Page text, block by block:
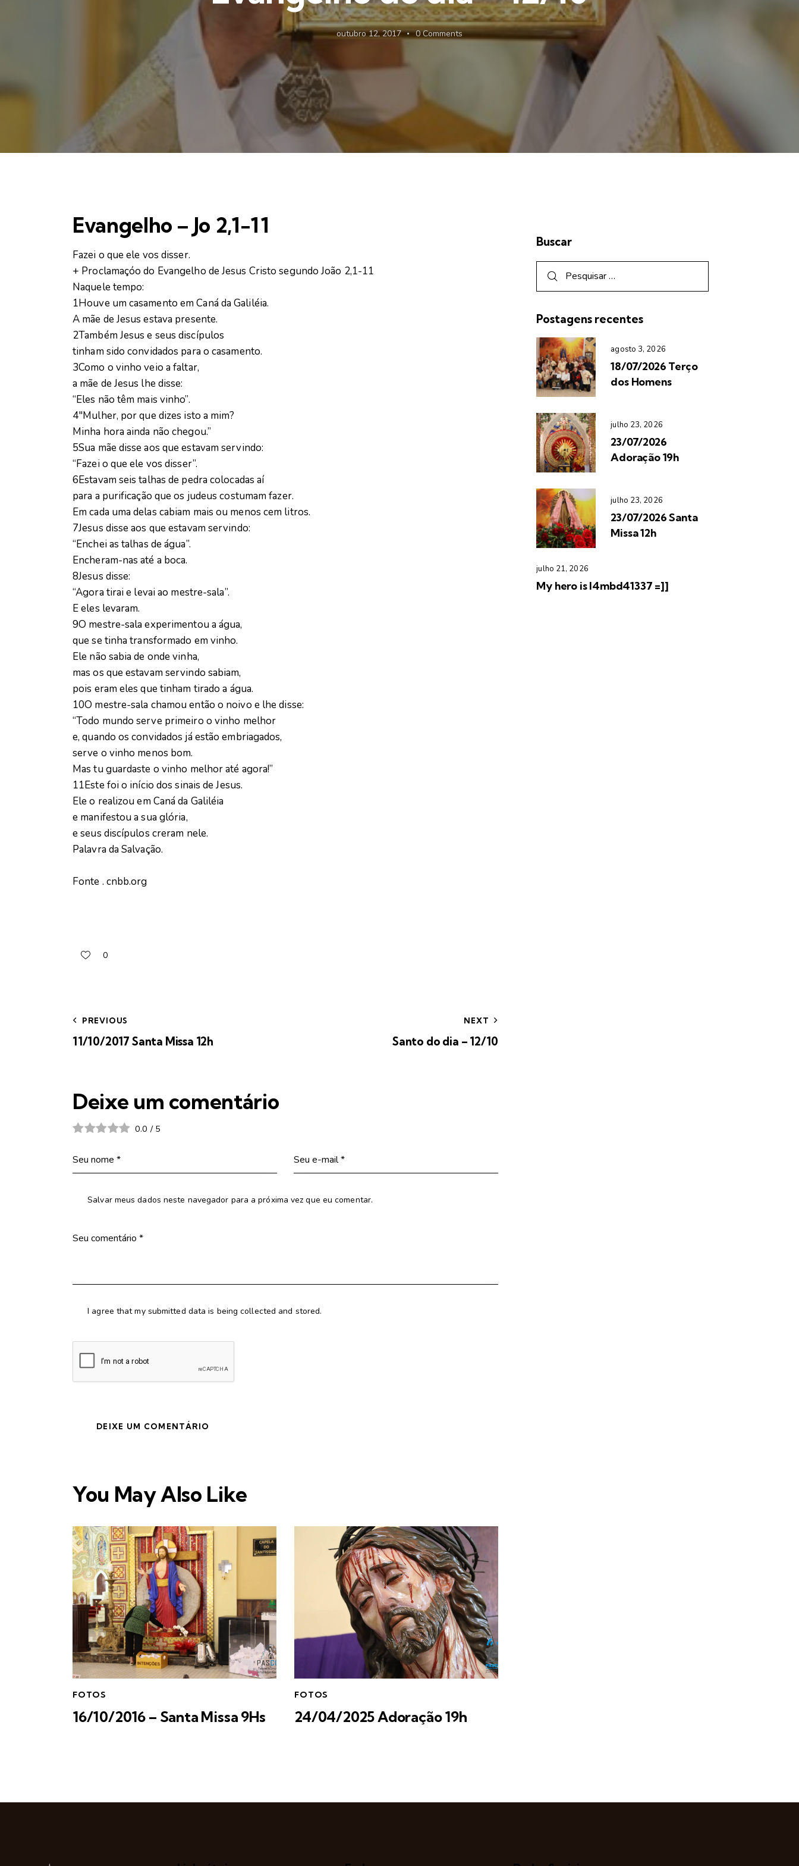
outubro 12, 2017 0 Comments
Evangelho – Jo 2,1-11
Fazei o que ele vos disser.
+ Proclamaçóo do Evangelho de Jesus Cristo segundo João 2,1-11
Naquele tempo:
1Houve um casamento em Caná da Galiléia.
A mãe de Jesus estava presente.
2Também Jesus e seus discípulos
tinham sido convidados para o casamento.
3Como o vinho veio a faltar,
a mãe de Jesus lhe disse:
“Eles não têm mais vinho”.
4″Mulher, por que dizes isto a mim?
Minha hora ainda não chegou.”
5Sua mãe disse aos que estavam servindo:
“Fazei o que ele vos disser”.
6Estavam seis talhas de pedra colocadas aí
para a purificação que os judeus costumam fazer.
Em cada uma delas cabiam mais ou menos cem litros.
7Jesus disse aos que estavam servindo:
“Enchei as talhas de água”.
Encheram-nas até a boca.
8Jesus disse:
“Agora tirai e levai ao mestre-sala”.
E eles levaram.
9O mestre-sala experimentou a água,
que se tinha transformado em vinho.
Ele não sabia de onde vinha,
mas os que estavam servindo sabiam,
pois eram eles que tinham tirado a água.
10O mestre-sala chamou então o noivo e lhe disse:
“Todo mundo serve primeiro o vinho melhor
e, quando os convidados já estão embriagados,
serve o vinho menos bom.
Mas tu guardaste o vinho melhor até agora!”
11Este foi o início dos sinais de Jesus.
Ele o realizou em Caná da Galiléia
e manifestou a sua glória,
e seus discípulos creram nele.
Palavra da Salvação.
Fonte . cnbb.org
0
PREVIOUS
11/10/2017 Santa Missa 12h
NEXT
Santo do dia – 12/10
Deixe um comentário
0.0 / 5
Salvar meus dados neste navegador para a próxima vez que eu comentar.
I agree that my submitted data is being collected and stored.
You May Also Like
FOTOS
16/10/2016 – Santa Missa 9Hs
FOTOS
24/04/2025 Adoração 19h
Buscar
Postagens recentes
agosto 3, 2026
18/07/2026 Terço
dos Homens
julho 23, 2026
23/07/2026
Adoração 19h
julho 23, 2026
23/07/2026 Santa
Missa 12h
julho 21, 2026
My hero is l4mbd41337 =]]